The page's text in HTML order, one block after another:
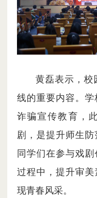
黄磊表示，校
线的重要内容。
诈骗宣传教育，
剧，是提升师生
同学们在参与戏
过程中，提升审
现青春风采。